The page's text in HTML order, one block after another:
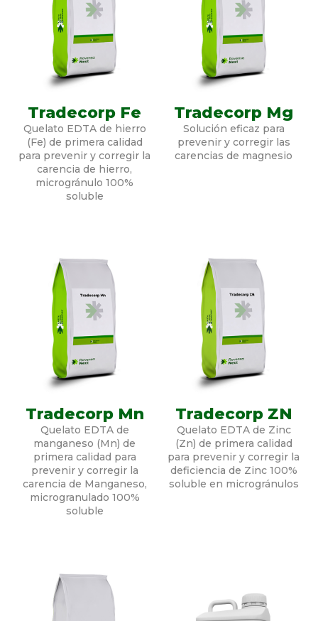
Tradecorp Fe
Quelato EDTA de hierro
(Fe) de primera calidad
para prevenir y corregir la
carencia de hierro,
microgránulo 100%
soluble
Tradecorp Mg
Solución eficaz para
prevenir y corregir las
carencias de magnesio
Tradecorp Mn
Quelato EDTA de
manganeso (Mn) de
primera calidad para
prevenir y corregir la
carencia de Manganeso,
microgranulado 100%
soluble
Tradecorp ZN
Quelato EDTA de Zinc
(Zn) de primera calidad
para prevenir y corregir la
deficiencia de Zinc 100%
soluble en microgránulos